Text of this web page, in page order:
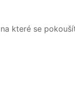
které se